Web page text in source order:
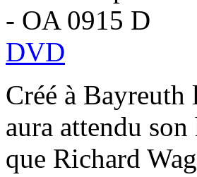
- OA 0915 D
DVD
Créé à
aura attendu
que Richard